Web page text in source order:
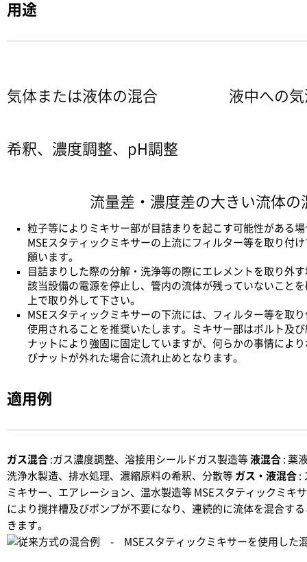
用途
気体または液体の混合 液中への
希釈、濃度調整、pH調整
流量差・濃度差の大きい流体の
粒子等によりミキサー部が目詰まりを起こす可能性がある
MSEスタティックミキサーの上流にフィルター等を取り付
願います。
目詰まりした際の分解・洗浄等の際にエレメントを取り外
該当設備の電源を停止し、管内の流体が残っていないこと
上で取り外して下さい。
MSEスタティックミキサーの下流には、フィルター等を取
使用されることを推奨いたします。ミキサー部はボルト及
ナットにより強固に固定していますが、何らかの事情によ
びナットが外れた場合に流れ止めとなります。
適用例
ガス混合 :ガス濃度調整、溶接用シールドガス製造等 液混合 : 薬
洗浄水製造、排水処理、濃縮原料の希釈、分散等 ガス・液混合 :
ミキサー、エアレーション、温水製造等 MSEスタティックミキ
により撹拌槽及びポンプが不要になり、連続的に流体を混合す
きます。